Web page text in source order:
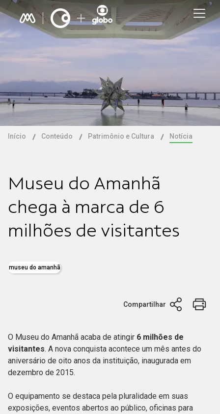
Início Conteúdo Patrimônio e Cultura Notícia
Museu do Amanhã
chega à marca de 6
milhões de visitantes
museu do amanhã
Compartilhar
O Museu do Amanhã acaba de atingir 6 milhões de
visitantes. A nova conquista acontece um mês antes do
aniversário de oito anos da instituição, inaugurada em
dezembro de 2015.
O equipamento se destaca pela pluralidade em suas
exposições, eventos abertos ao público, oficinas para